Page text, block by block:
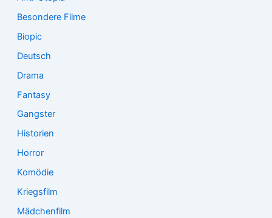
Besondere Filme
Biopic
Deutsch
Drama
Fantasy
Gangster
Historien
Horror
Komödie
Kriegsfilm
Mädchenfilm